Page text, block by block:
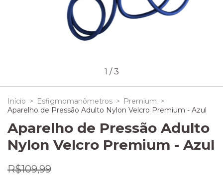
1 / 3
Início > Esfigmomanômetros > Premium >
Aparelho de Pressão Adulto Nylon Velcro Premium - Azul
Aparelho de Pressão Adulto
Nylon Velcro Premium - Azul
R$109,99